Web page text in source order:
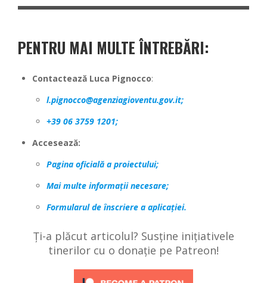
PENTRU MAI MULTE ÎNTREBĂRI:
Contactează Luca Pignocco:
l.pignocco@agenziagioventu.gov.it;
+39 06 3759 1201;
Accesează:
Pagina oficială a proiectului;
Mai multe informații necesare;
Formularul de înscriere a aplicației.
Ți-a plăcut articolul? Susține inițiativele
tinerilor cu o donație pe Patreon!